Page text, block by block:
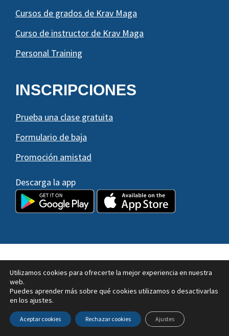
Cursos de grados de Krav Maga
Curso de instructor de Krav Maga
Personal Training
INSCRIPCIONES
Prueba una clase gratuita
Formulario de baja
Promoción amistad
Descarga la app
Desarrollo porGazú Technology|Política de cookies|
¿Cookies?
Política de privacidad
Seminario de Iniciación a la Defensa Personal
Personal Training
Krav Maga Camp
Utilizamos cookies para ofrecerte la mejor experiencia en nuestra
web.
Puedes aprender más sobre qué cookies utilizamos o desactivarlas
en los ajustes.
Aceptar cookies Rechazar cookies Ajustes